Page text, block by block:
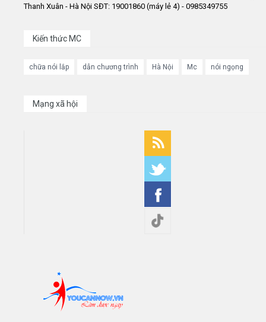
Thanh Xuân - Hà Nội SĐT: 19001860 (máy lẻ 4) - 0985349755
Kiến thức MC
chữa nói lắp dẫn chương trình Hà Nội Mc nói ngọng
Mạng xã hội